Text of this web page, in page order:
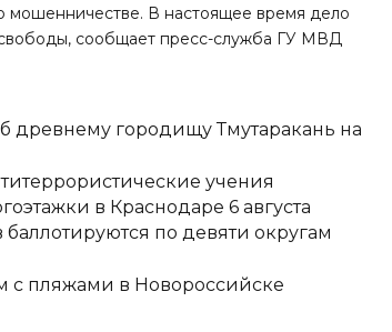
мошенничестве. В настоящее время дело
свободы, сообщает пресс-служба ГУ МВД
древнему городищу Тмутаракань на
учения
в Краснодаре 6 августа
по девяти округам
с пляжами в Новороссийске